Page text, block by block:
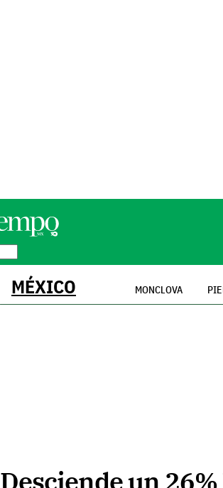
MÉXICO MONCLOVA